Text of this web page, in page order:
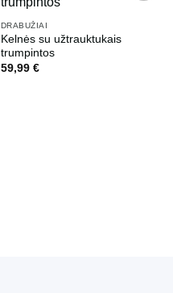
DRABUŽIAI
Kelnės su užtrauktukais
trumpintos
59,99 €